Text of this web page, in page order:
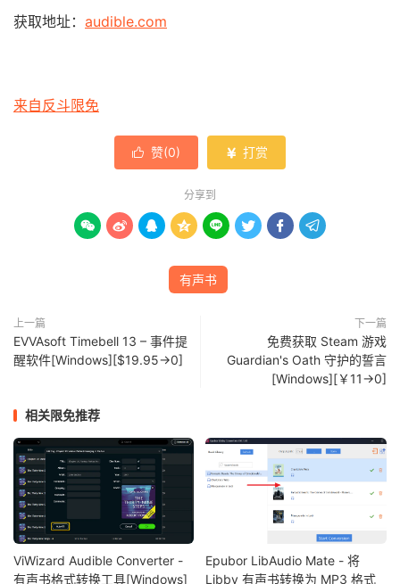
获取地址： audible.com
来自反斗限免
 赞(0)  打赏
分享到
       
有声书
上一篇
EVVAsoft Timebell 13 – 事件提
醒软件[Windows][$19.95→0]
下一篇
免费获取 Steam 游戏
Guardian's Oath 守护的誓言
[Windows][￥11→0]
相关限免推荐
ViWizard Audible Converter -
有声书格式转换工具[Windows]
Epubor LibAudio Mate - 将
Libby 有声书转换为 MP3 格式